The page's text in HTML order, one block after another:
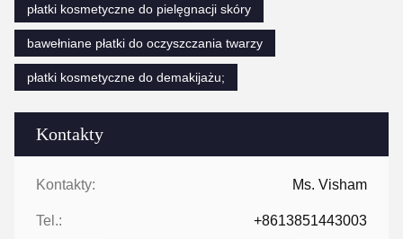
Kontakty
Kontakty: Ms. Visham
Tel.: +8613851443003
płatki kosmetyczne do pielęgnacji skóry
bawełniane płatki do oczyszczania twarzy
płatki kosmetyczne do demakijażu;